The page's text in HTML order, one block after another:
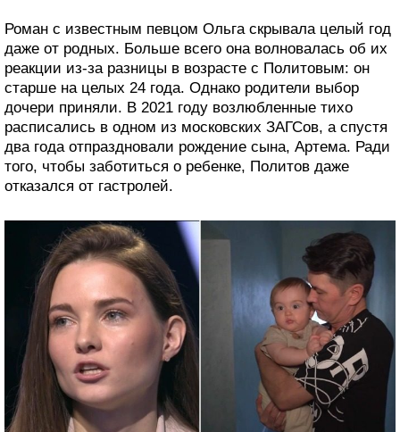
Роман с известным певцом Ольга скрывала целый год
даже от родных. Больше всего она волновалась об их
реакции из-за разницы в возрасте с Политовым: он
старше на целых 24 года. Однако родители выбор
дочери приняли. В 2021 году возлюбленные тихо
расписались в одном из московских ЗАГСов, а спустя
два года отпраздновали рождение сына, Артема. Ради
того, чтобы заботиться о ребенке, Политов даже
отказался от гастролей.